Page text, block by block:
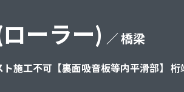
用語集
ーラー) ／ 橋梁
施工不可【裏面吸音板等内平滑部】